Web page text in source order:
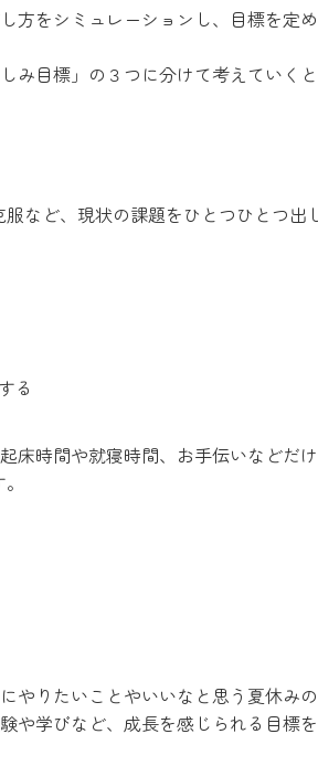
方をシミュレーションし、目標を定
み目標」の３つに分けて考えていく
など、現状の課題をひとつひとつ出
る
床時間や就寝時間、お手伝いなどだ
やりたいことやいいなと思う夏休み
や学びなど、成長を感じられる目標